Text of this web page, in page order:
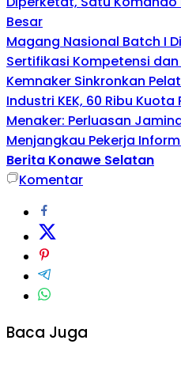
Besar
Magang Nasional Batch I
Sertifikasi Kompetensi dan
Kemnaker Sinkronkan
Industri KEK, 60 Ribu
Menaker: Perluasan
Menjangkau Pekerja
Berita Konawe Selatan
Komentar
Baca Juga